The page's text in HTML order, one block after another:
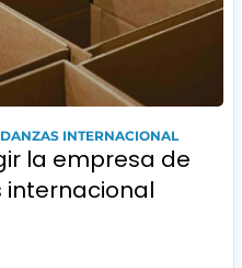
INTERNACIONAL
la empresa de
internacional